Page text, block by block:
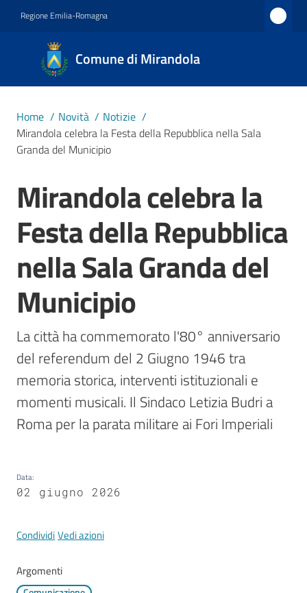
Regione Emilia-Romagna
Comune di Mirandola
Comune
di
Mirandola
1597
Novità
Menu selezionato
Vivere
Mirandola
PNRR
C
s
L
R
g
a
Home / Novità / Notizie /
Mirandola celebra la Festa della Repubblica nella Sala
Granda del Municipio
Salta al contenuto
Mirandola celebra la
Festa della Repubblica
nella Sala Granda del
Municipio
La città ha commemorato l'80° anniversario
del referendum del 2 Giugno 1946 tra
memoria storica, interventi istituzionali e
momenti musicali. Il Sindaco Letizia Budri a
Roma per la parata militare ai Fori Imperiali
Data:
02 giugno 2026
CondividiVedi azioni
Argomenti